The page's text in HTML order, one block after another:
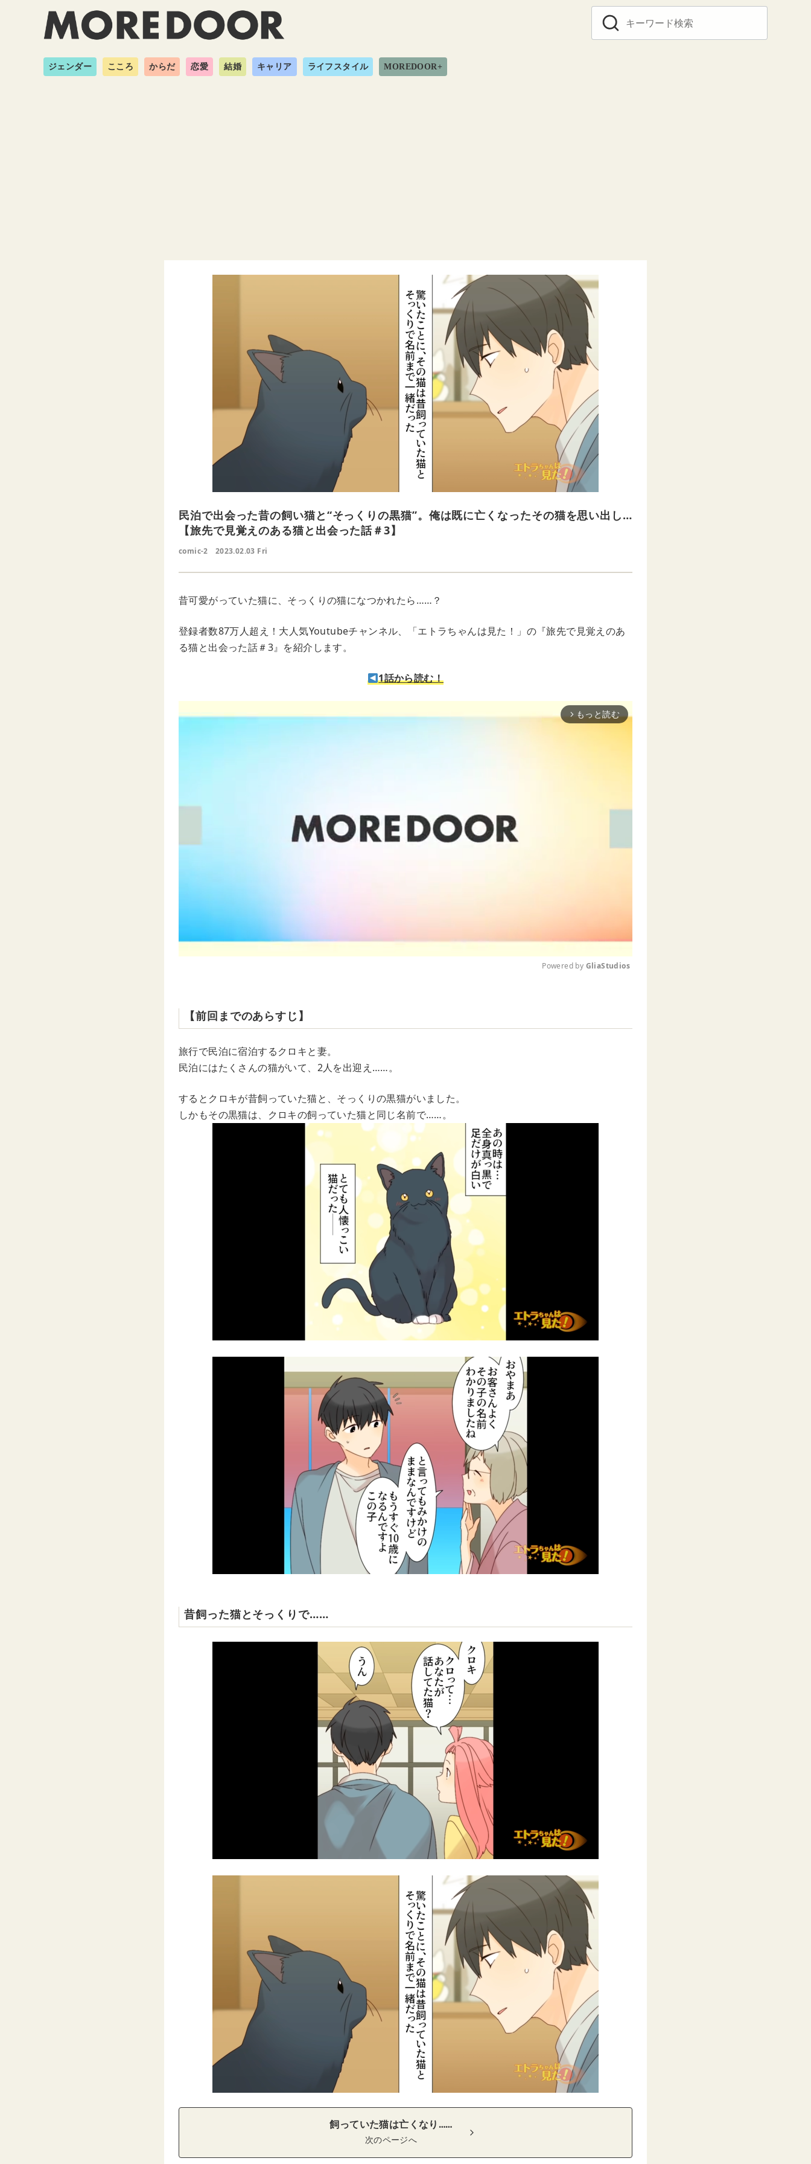
ジェンダー こころ からだ 恋愛 結婚 キャリア ライフスタイル MOREDOOR+
民泊で出会った昔の飼い猫と“そっくりの黒猫”。俺は既に亡くなったその猫を思い出し…
【旅先で見覚えのある猫と出会った話＃3】
comic-2 2023.02.03 Fri
昔可愛がっていた猫に、そっくりの猫になつかれたら……？
登録者数87万人超え！大人気Youtubeチャンネル、「エトラちゃんは見た！」の『旅先で見覚えのあ
る猫と出会った話＃3』を紹介します。
1話から読む！
arrow_forward_ios もっと読む
t
Powered by GliaStudios
【前回までのあらすじ】
旅行で民泊に宿泊するクロキと妻。
民泊にはたくさんの猫がいて、2人を出迎え……。
するとクロキが昔飼っていた猫と、そっくりの黒猫がいました。
しかもその黒猫は、クロキの飼っていた猫と同じ名前で……。
昔飼った猫とそっくりで……
飼っていた猫は亡くなり……
次のページへ